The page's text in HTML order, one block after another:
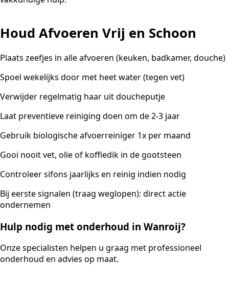
Houd Afvoeren Vrij en Schoon
Plaats zeefjes in alle afvoeren (keuken, badkamer, douche)
Spoel wekelijks door met heet water (tegen vet)
Verwijder regelmatig haar uit doucheputje
Laat preventieve reiniging doen om de 2-3 jaar
Gebruik biologische afvoerreiniger 1x per maand
Gooi nooit vet, olie of koffiedik in de gootsteen
Controleer sifons jaarlijks en reinig indien nodig
Bij eerste signalen (traag weglopen): direct actie
ondernemen
Hulp nodig met onderhoud in Wanroij?
Onze specialisten helpen u graag met professioneel
onderhoud en advies op maat.